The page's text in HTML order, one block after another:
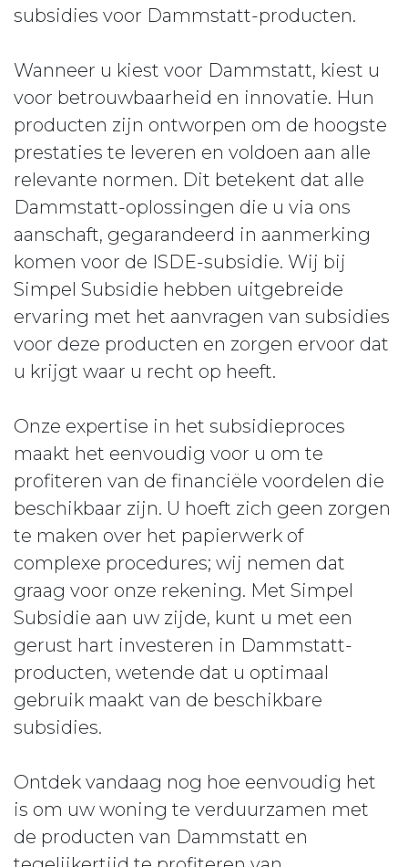
subsidies voor Dammstatt-producten.
Wanneer u kiest voor Dammstatt, kiest u
voor betrouwbaarheid en innovatie. Hun
producten zijn ontworpen om de hoogste
prestaties te leveren en voldoen aan alle
relevante normen. Dit betekent dat alle
Dammstatt-oplossingen die u via ons
aanschaft, gegarandeerd in aanmerking
komen voor de ISDE-subsidie. Wij bij
Simpel Subsidie hebben uitgebreide
ervaring met het aanvragen van subsidies
voor deze producten en zorgen ervoor dat
u krijgt waar u recht op heeft.
Onze expertise in het subsidieproces
maakt het eenvoudig voor u om te
profiteren van de financiële voordelen die
beschikbaar zijn. U hoeft zich geen zorgen
te maken over het papierwerk of
complexe procedures; wij nemen dat
graag voor onze rekening. Met Simpel
Subsidie aan uw zijde, kunt u met een
gerust hart investeren in Dammstatt-
producten, wetende dat u optimaal
gebruik maakt van de beschikbare
subsidies.
Ontdek vandaag nog hoe eenvoudig het
is om uw woning te verduurzamen met
de producten van Dammstatt en